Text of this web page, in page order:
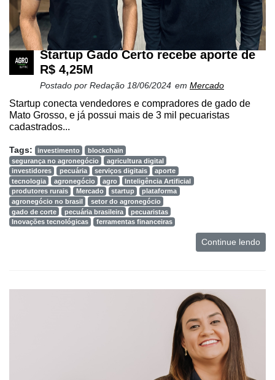
Startup Gado Certo recebe aporte de
R$ 4,25M
Postado por Redação 18/06/2024 em Mercado
Startup conecta vendedores e compradores de gado de
Mato Grosso, e já possui mais de 3 mil pecuaristas
cadastrados...
Tags: investimento
blockchain
segurança no agronegócio
agricultura digital
investidores
pecuária serviços digitais
aporte
tecnologia
agronegócio agro
Inteligência Artificial
produtores rurais
Mercado startup
plataforma
agronegócio no brasil
setor do agronegócio
gado de corte
pecuária brasileira
pecuaristas
Inovações tecnológicas
ferramentas financeiras
Continue lendo